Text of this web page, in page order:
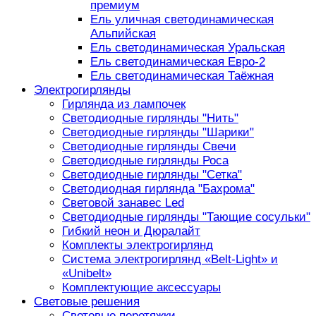
премиум
Ель уличная светодинамическая
Альпийская
Ель светодинамическая Уральская
Ель светодинамическая Евро-2
Ель светодинамическая Таёжная
Электрогирлянды
Гирлянда из лампочек
Светодиодные гирлянды "Нить"
Светодиодные гирлянды "Шарики"
Светодиодные гирлянды Свечи
Светодиодные гирлянды Роса
Светодиодные гирлянды "Сетка"
Светодиодная гирлянда "Бахрома"
Световой занавес Led
Светодиодные гирлянды "Тающие сосульки"
Гибкий неон и Дюралайт
Комплекты электрогирлянд
Система электрогирлянд «Belt-Light» и
«Unibelt»
Комплектующие аксессуары
Световые решения